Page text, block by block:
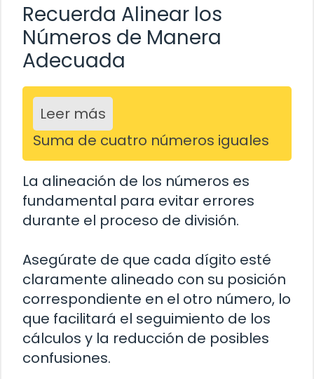
Recuerda Alinear los
Números de Manera
Adecuada
Leer más
Suma de cuatro números iguales
La alineación de los números es
fundamental para evitar errores
durante el proceso de división.
Asegúrate de que cada dígito esté
claramente alineado con su posición
correspondiente en el otro número, lo
que facilitará el seguimiento de los
cálculos y la reducción de posibles
confusiones.